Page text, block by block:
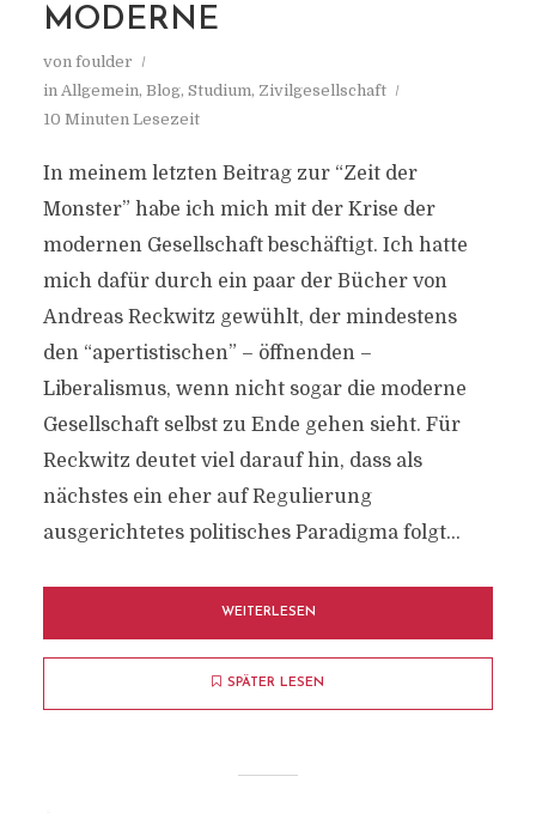
MODERNE
von foulder
in Allgemein, Blog, Studium, Zivilgesellschaft
10 Minuten Lesezeit
In meinem letzten Beitrag zur “Zeit der
Monster” habe ich mich mit der Krise der
modernen Gesellschaft beschäftigt. Ich hatte
mich dafür durch ein paar der Bücher von
Andreas Reckwitz gewühlt, der mindestens
den “apertistischen” – öffnenden –
Liberalismus, wenn nicht sogar die moderne
Gesellschaft selbst zu Ende gehen sieht. Für
Reckwitz deutet viel darauf hin, dass als
nächstes ein eher auf Regulierung
ausgerichtetes politisches Paradigma folgt...
WEITERLESEN
SPÄTER LESEN